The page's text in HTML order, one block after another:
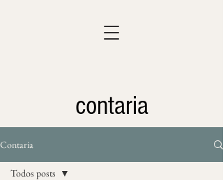
contaria
Contaria
Todos posts